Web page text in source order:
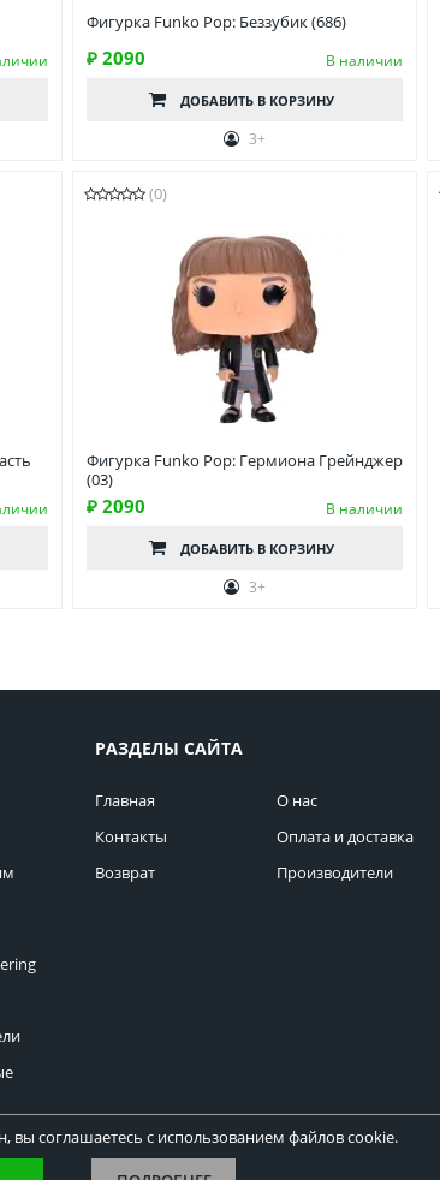
Фигурка Funko Pop: Беззубик (686)
₽ 2090 В наличии
ДОБАВИТЬ В КОРЗИНУ
3+
(0)
Фигурка Funko Pop: Гермиона Грейнджер
(03)
₽ 2090 В наличии
ДОБАВИТЬ В КОРЗИНУ
3+
РАЗДЕЛЫ САЙТА
Главная
О нас
Контакты
Оплата и доставка
Возврат
Производители
вы соглашаетесь с использованием файлов cookie.